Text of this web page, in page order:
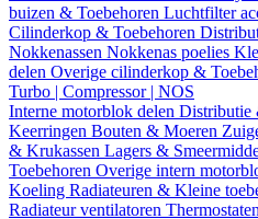
buizen & Toebehoren Luchtfilter
Cilinderkop & Toebehoren
Nokkenassen Nokkenas poelies
delen Overige cilinderkop &
Turbo | Compressor | NOS
Interne motorblok delen Distributie
Keerringen Bouten & Moeren
& Krukassen Lagers &
Toebehoren Overige intern
Koeling Radiateuren & Kleine
Radiateur ventilatoren